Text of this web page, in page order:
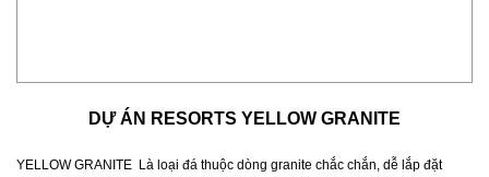
DỰ ÁN RESORTS YELLOW GRANITE
YELLOW GRANITE Là loại đá thuộc dòng granite chắc chắn, dễ lắp đặt